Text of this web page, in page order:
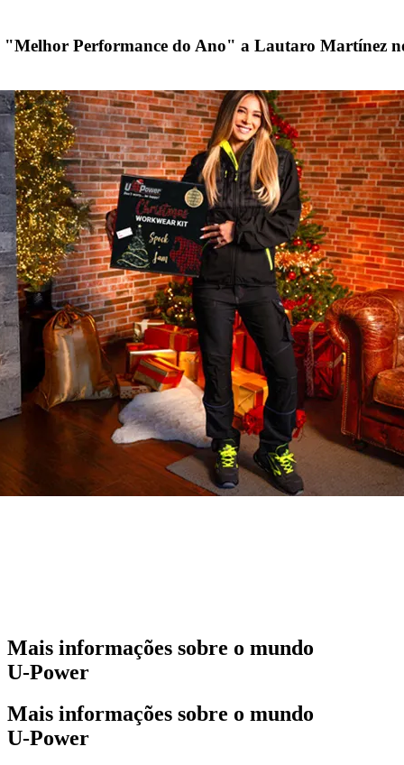
"Melhor Performance do Ano" a Lautaro Martínez
Mais informações sobre o mundo
U‑Power
Mais informações sobre o mundo
U‑Power